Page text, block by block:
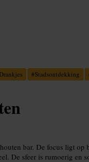
#Stadsontdekking
bar. De focus ligt op
De sfeer is rumoerig en